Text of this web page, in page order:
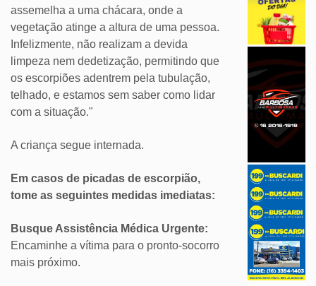
assemelha a uma chácara, onde a
vegetação atinge a altura de uma pessoa.
Infelizmente, não realizam a devida
limpeza nem dedetização, permitindo que
os escorpiões adentrem pela tubulação,
telhado, e estamos sem saber como lidar
com a situação."
A criança segue internada.
Em casos de picadas de escorpião,
tome as seguintes medidas imediatas:
Busque Assistência Médica Urgente:
Encaminhe a vítima para o pronto-socorro
mais próximo.